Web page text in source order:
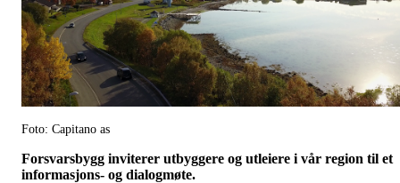
Foto: Capitano as
Forsvarsbygg inviterer utbyggere og utleiere i vår region til et
informasjons- og dialogmøte.